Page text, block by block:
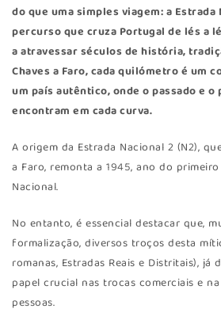
do que uma simples viagem: a Estrada
percurso que cruza Portugal de lés a
a atravessar séculos de história,
Chaves a Faro, cada quilómetro é um
um país autêntico, onde o passado e o
encontram em cada curva.
A origem da Estrada Nacional 2 (N2),
a Faro, remonta a 1945, ano do
Nacional.
No entanto, é essencial destacar que,
formalização, diversos troços desta
romanas, Estradas Reais e Distritais), já
papel crucial nas trocas comerciais e
pessoas.